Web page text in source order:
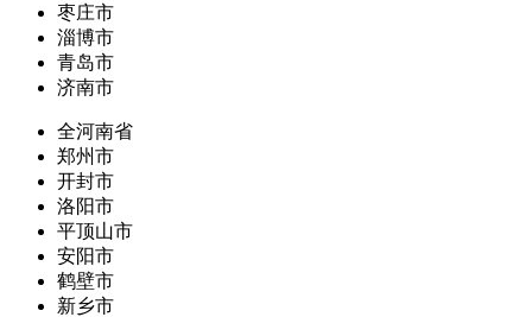
枣庄市
淄博市
青岛市
济南市
全河南省
郑州市
开封市
洛阳市
平顶山市
安阳市
鹤壁市
新乡市